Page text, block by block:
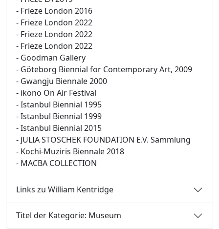
- Frieze London 2016
- Frieze London 2022
- Frieze London 2022
- Frieze London 2022
- Goodman Gallery
- Göteborg Biennial for Contemporary Art, 2009
- Gwangju Biennale 2000
- ikono On Air Festival
- Istanbul Biennial 1995
- Istanbul Biennial 1999
- Istanbul Biennial 2015
- JULIA STOSCHEK FOUNDATION E.V. Sammlung
- Kochi-Muziris Biennale 2018
- MACBA COLLECTION
Links zu William Kentridge
Titel der Kategorie: Museum